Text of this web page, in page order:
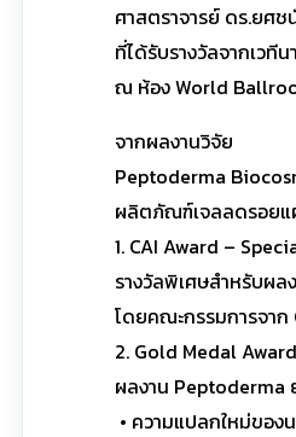
ศาสตราจารย์ ดร.ยศ
ที่ได้รับรางวัลจากเวที
ณ ห้อง World
จากผลงานวิจัย
Peptoderma
ผลิตภัณฑ์เจลลดรอยแ
1. CAI Award –
รางวัลพิเศษสำหรับผ
โดยคณะกรรมการจา
2. Gold Medal
ผลงาน Peptoderma
• ความแปลกใหม่ของ